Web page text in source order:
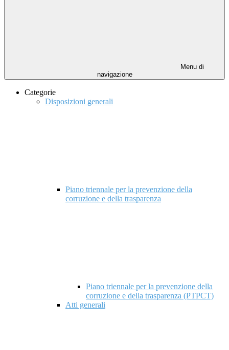
Menu di
navigazione
Categorie
Disposizioni generali
Piano triennale per la prevenzione della
corruzione e della trasparenza
Piano triennale per la prevenzione della
corruzione e della trasparenza (PTPCT)
Atti generali